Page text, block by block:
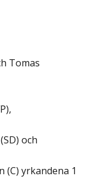
Tomas
och
(C) yrkandena 1